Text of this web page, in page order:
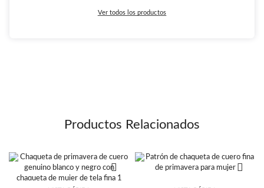
Ver todos los productos
Productos Relacionados